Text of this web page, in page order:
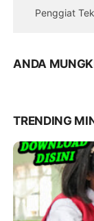
Penggiat
ANDA
TRENDING